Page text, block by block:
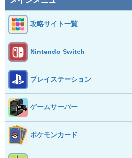
攻略サイト一覧
Nintendo Switch
プレイステーション
ゲームサーバー
ポケモンカード